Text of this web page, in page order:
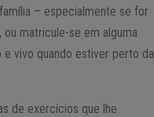
– especialmente se for
matricule-se em alguma
vivo quando estiver perto da
de exercícios que lhe